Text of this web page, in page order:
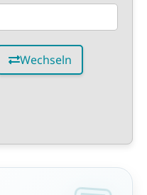
Wechseln